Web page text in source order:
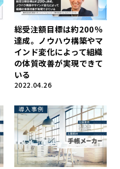
総受注額目標は約200％
達成。ノウハウ構築やマ
インド変化によって組織
の体質改善が実現できて
いる
2022.04.26